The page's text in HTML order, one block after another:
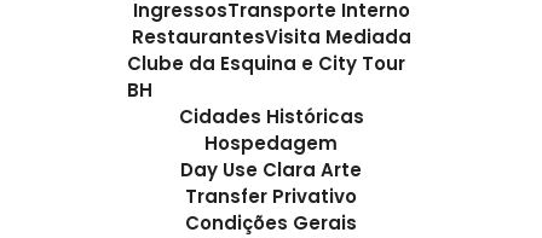
IngressosTransporte Interno
RestaurantesVisita Mediada
Clube da Esquina e City Tour
BH
Cidades Históricas
Hospedagem
Day Use Clara Arte
Transfer Privativo
Condições Gerais